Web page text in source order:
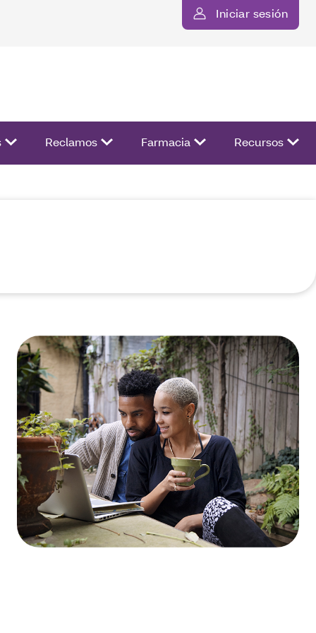
Iniciar sesión
de opciones.
Reclamos Farmacia Recursos